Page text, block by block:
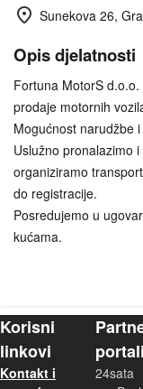
Sunekova 26,
Opis djelatnosti
Fortuna MotorS
prodaje motornih
Mogućnost narudžbe
Uslužno pronalazimo
organiziramo
do registracije.
Posredujemo u
kućama.
Korisni
linkovi
Kontakt i
portali
24sata